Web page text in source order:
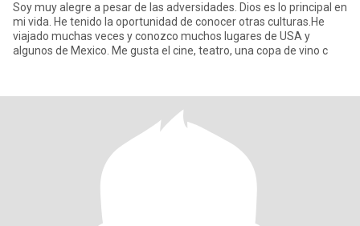
Soy muy alegre a pesar de las adversidades. Dios es lo principal en
mi vida. He tenido la oportunidad de conocer otras culturas.He
viajado muchas veces y conozco muchos lugares de USA y
algunos de Mexico. Me gusta el cine, teatro, una copa de vino c